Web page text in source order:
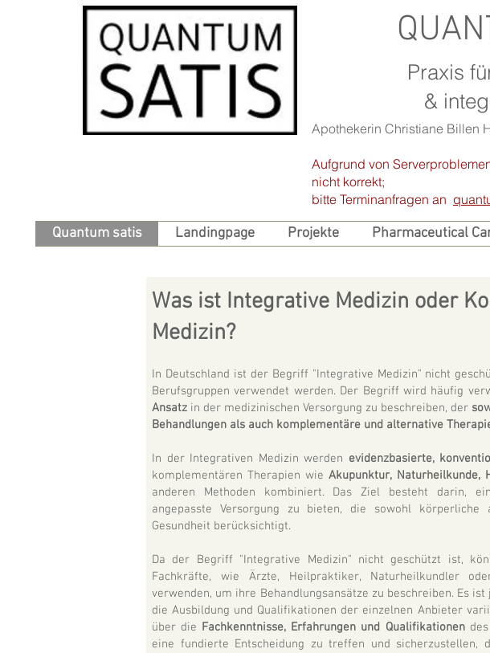
Praxis
&
Apothekerin Christiane Billen
Aufgrund von
nicht korrekt;
bitte Terminanfragen an
Quantum satis Landingpage Projekte Pharmaceutical
Was ist Integrative Medizin oder
Medizin?
In Deutschland ist der Begriff "Integrative Medizin" nicht
Berufsgruppen verwendet werden. Der Begriff wird häufig
Ansatz in der medizinischen Versorgung zu beschreiben, der
Behandlungen als auch komplementäre und alternative
In der Integrativen Medizin werden evidenzbasierte,
komplementären Therapien wieAkupunktur, Naturheilkunde,
anderen Methoden kombiniert. Das Ziel besteht darin,
angepasste Versorgung zu bieten, die sowohl
Gesundheit berücksichtigt.
Da der Begriff "Integrative Medizin" nicht geschützt ist,
Fachkräfte, wie Ärzte, Heilpraktiker, Naturheilkundler
verwenden, um ihre Behandlungsansätze zu beschreiben. Es
die Ausbildung und Qualifikationen der einzelnen Anbieter
über die Fachkenntnisse, Erfahrungen und Qualifikationendes
eine fundierte Entscheidung zu treffen und sicherzustellen,